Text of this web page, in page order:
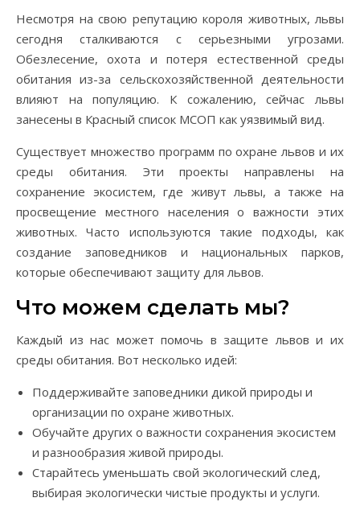
Несмотря на свою репутацию короля животных, львы
сегодня сталкиваются с серьезными угрозами.
Обезлесение, охота и потеря естественной среды
обитания из-за сельскохозяйственной деятельности
влияют на популяцию. К сожалению, сейчас львы
занесены в Красный список МСОП как уязвимый вид.
Существует множество программ по охране львов и их
среды обитания. Эти проекты направлены на
сохранение экосистем, где живут львы, а также на
просвещение местного населения о важности этих
животных. Часто используются такие подходы, как
создание заповедников и национальных парков,
которые обеспечивают защиту для львов.
Что можем сделать мы?
Каждый из нас может помочь в защите львов и их
среды обитания. Вот несколько идей:
Поддерживайте заповедники дикой природы и
организации по охране животных.
Обучайте других о важности сохранения экосистем
и разнообразия живой природы.
Старайтесь уменьшать свой экологический след,
выбирая экологически чистые продукты и услуги.